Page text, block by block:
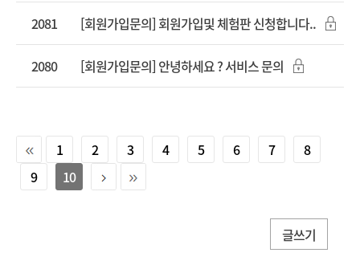
2081 [회원가입문의] 회원가입및 체험판 신청합니다..
2080 [회원가입문의] 안녕하세요 ? 서비스 문의
1 2 3 4 5 6 7
8
9
10
글쓰기